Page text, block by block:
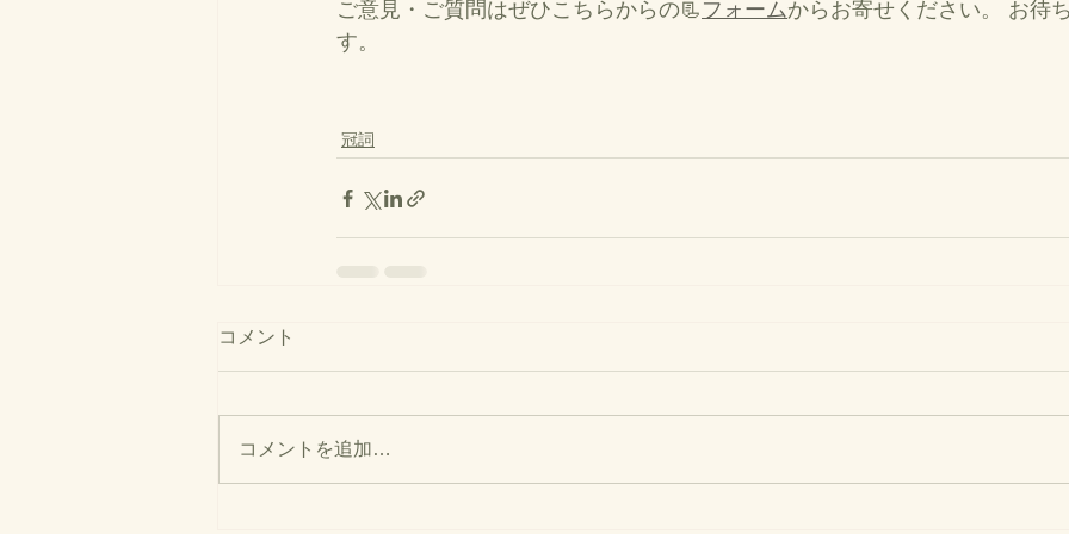
ご意見・ご質問はぜひこちらからの📃 フォームからお寄せください。 お待
す。
冠詞
コメント
コメントを追加…